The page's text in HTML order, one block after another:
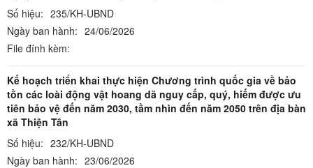
Số hiệu: 235/KH-UBND
Ngày ban hành: 24/06/2026
File đính kèm:
Kế hoạch triển khai thực hiện Chương trình quốc gia về bảo
tồn các loài động vật hoang dã nguy cấp, quý, hiếm được ưu
tiên bảo vệ đến năm 2030, tầm nhìn đến năm 2050 trên địa bàn
xã Thiện Tân
Số hiệu: 232/KH-UBND
Ngày ban hành: 23/06/2026